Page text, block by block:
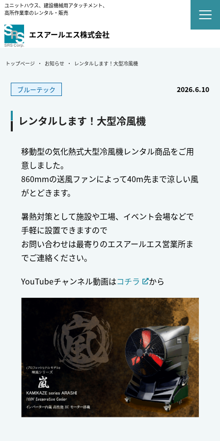
ユニットハウス、建設機械用アタッチメント、
高所作業車のレンタル・販売
エスアールエス株式会社
トップページ お知らせ レンタルします！大型冷風機
ブルーテック 2026.6.10
レンタルします！大型冷風機
移動型の気化熱式大型冷風機レンタル商品をご用
意しました。
860mmの送風ファンによって40m先まで涼しい風
がとどきます。
暑熱対策として施設や工場、イベント会場などで
手軽に設置できますので
お問い合わせは最寄りのエスアールエス営業所ま
でご連絡ください。
YouTubeチャンネル動画はコチラ から